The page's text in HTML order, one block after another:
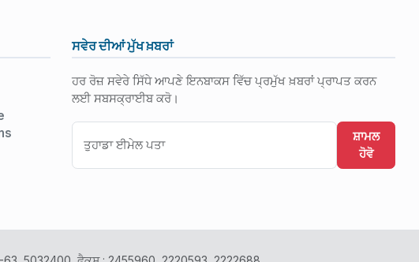
ਸਵੇਰ ਦੀਆਂ ਮੁੱਖ ਖ਼ਬਰਾਂ
ਹਰ ਰੋਜ਼ ਸਵੇਰੇ ਸਿੱਧੇ ਆਪਣੇ ਇਨਬਾਕਸ ਵਿੱਚ ਪ੍ਰਮੁੱਖ ਖ਼ਬਰਾਂ ਪ੍ਰਾਪਤ ਕਰਨ
ਲਈ ਸਬਸਕ੍ਰਾਈਬ ਕਰੋ।
ਸ਼ਾਮਲ
ਹੋਵੋ